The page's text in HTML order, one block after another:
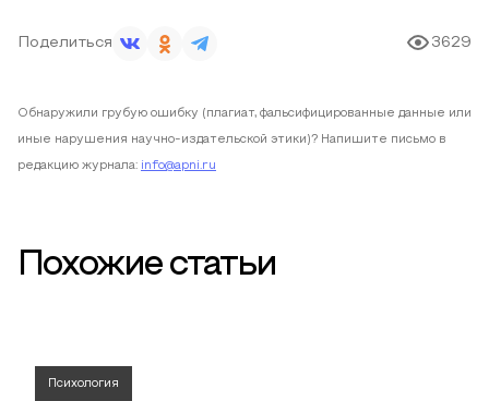
Поделиться 3629
Обнаружили грубую ошибку (плагиат, фальсифицированные данные или
иные нарушения научно-издательской этики)? Напишите письмо в
редакцию журнала: info@apni.ru
Похожие статьи
Психология